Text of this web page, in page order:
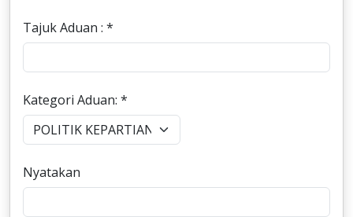
Tajuk Aduan : *
Kategori Aduan: *
Nyatakan